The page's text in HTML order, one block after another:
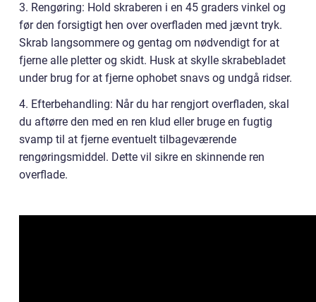
3. Rengøring: Hold skraberen i en 45 graders vinkel og
før den forsigtigt hen over overfladen med jævnt tryk.
Skrab langsommere og gentag om nødvendigt for at
fjerne alle pletter og skidt. Husk at skylle skrabebladet
under brug for at fjerne ophobet snavs og undgå ridser.
4. Efterbehandling: Når du har rengjort overfladen, skal
du aftørre den med en ren klud eller bruge en fugtig
svamp til at fjerne eventuelt tilbageværende
rengøringsmiddel. Dette vil sikre en skinnende ren
overflade.